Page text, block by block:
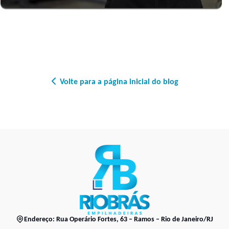
Volte para a página inicial do blog
Endereço: Rua Operário Fortes, 63 – Ramos – Rio de Janeiro/RJ